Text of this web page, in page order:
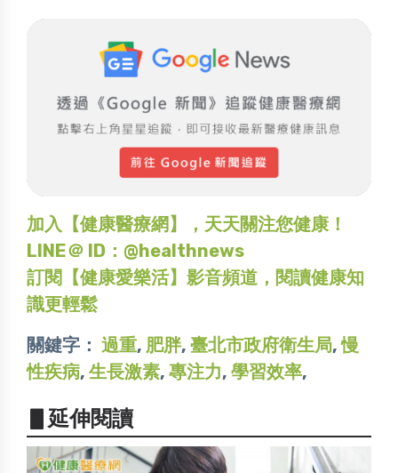
加入【健康醫療網】，天天關注您健康！
LINE＠ ID：@healthnews
訂閱【健康愛樂活】影音頻道，閱讀健康知
識更輕鬆
關鍵字： 過重, 肥胖, 臺北市政府衛生局,慢
性疾病, 生長激素, 專注力, 學習效率,
▋延伸閱讀